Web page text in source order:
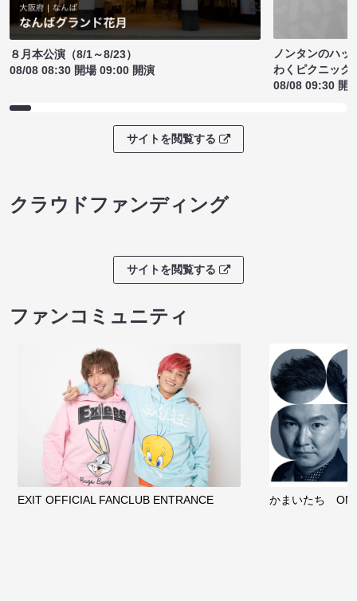
８月本公演（8/1～8/23）
08/08 08:30 開場 09:00 開演
ノンタンのハッ
わくピクニック
08/08 09:30 開
サイトを閲覧する
クラウドファンディング
サイトを閲覧する
ファンコミュニティ
EXIT OFFICIAL FANCLUB ENTRANCE かまいたち